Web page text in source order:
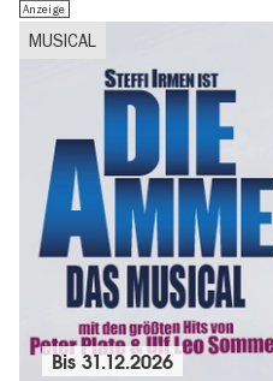
MUSICAL
Anzeige
Bis31.12.2026